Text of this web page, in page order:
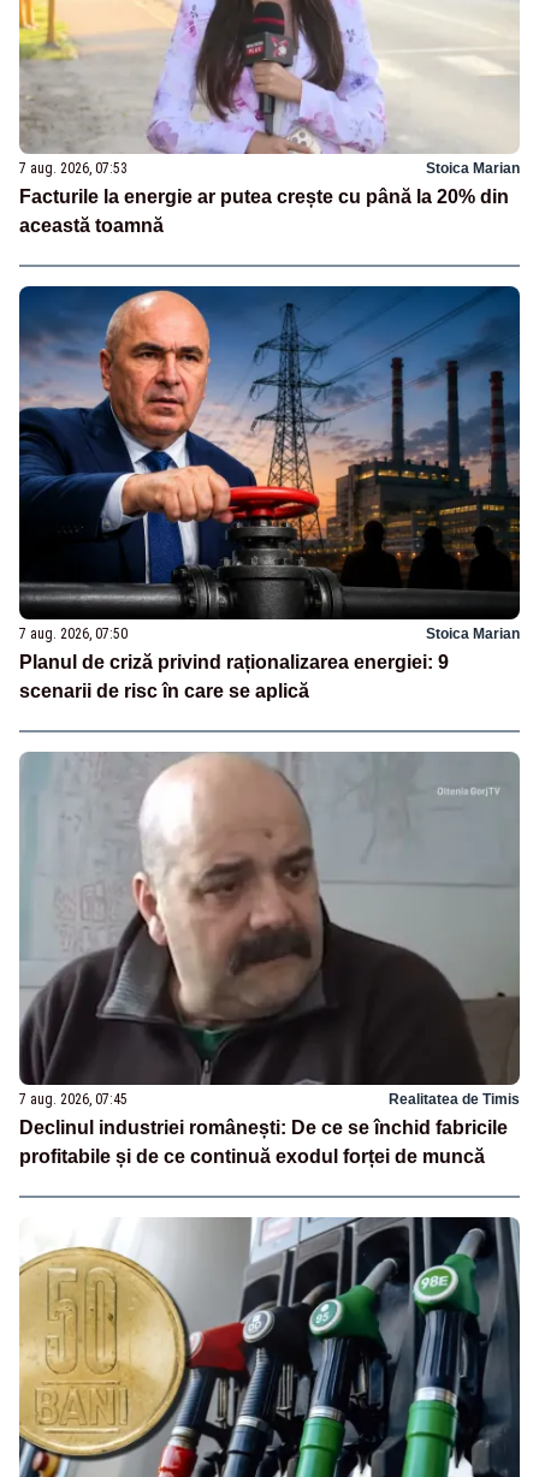
7 aug. 2026, 07:53 Stoica Marian
Facturile la energie ar putea crește cu până la 20% din
această toamnă
7 aug. 2026, 07:50 Stoica Marian
Planul de criză privind raționalizarea energiei: 9
scenarii de risc în care se aplică
7 aug. 2026, 07:45 Realitatea de Timis
Declinul industriei românești: De ce se închid fabricile
profitabile și de ce continuă exodul forței de muncă